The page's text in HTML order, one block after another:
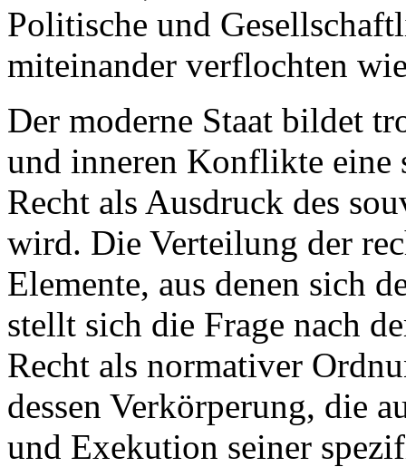
Politische und
miteinander verflochten
Der moderne Staat bildet
und inneren Konflikte
Recht als Ausdruck des
wird. Die Verteilung der
Elemente, aus denen sich
stellt sich die Frage nach
Recht als normativer
dessen Verkörperung, die
und Exekution seiner